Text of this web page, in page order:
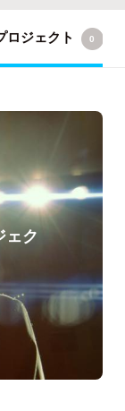
ロジェクト 0
ェク